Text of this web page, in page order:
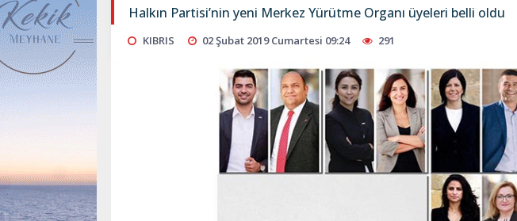
Halkın Partisi’nin yeni Merkez Yürütme Organı üyeleri belli oldu
KIBRIS 02 Şubat 2019 Cumartesi 09:24 291